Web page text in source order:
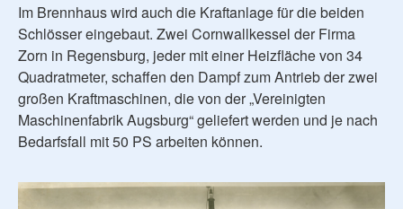
Im Brennhaus wird auch die Kraftanlage für die beiden
Schlösser eingebaut. Zwei Cornwallkessel der Firma
Zorn in Regensburg, jeder mit einer Heizfläche von 34
Quadratmeter, schaffen den Dampf zum Antrieb der zwei
großen Kraftmaschinen, die von der „Vereinigten
Maschinenfabrik Augsburg“ geliefert werden und je nach
Bedarfsfall mit 50 PS arbeiten können.